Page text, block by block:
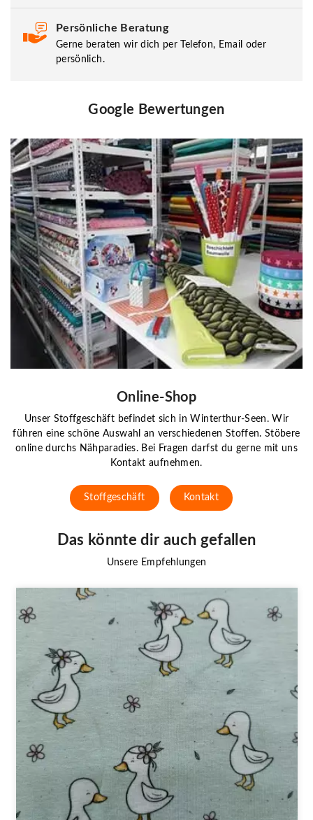
Persönliche Beratung
Gerne beraten wir dich per Telefon, Email oder
persönlich.
Google Bewertungen
Online-Shop
Unser Stoffgeschäft befindet sich in Winterthur-Seen. Wir
führen eine schöne Auswahl an verschiedenen Stoffen. Stöbere
online durchs Nähparadies. Bei Fragen darfst du gerne mit uns
Kontakt aufnehmen.
Stoffgeschäft Kontakt
Das könnte dir auch gefallen
Unsere Empfehlungen